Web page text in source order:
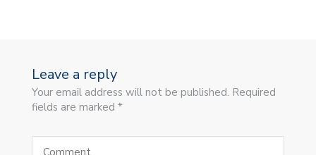
Leave a reply
Your email address will not be published. Required
fields are marked *